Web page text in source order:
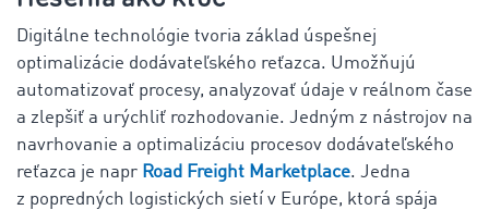
Digitálne technológie tvoria základ úspešnej
optimalizácie dodávateľského reťazca. Umožňujú
automatizovať procesy, analyzovať údaje v reálnom čase
a zlepšiť a urýchliť rozhodovanie. Jedným z nástrojov na
navrhovanie a optimalizáciu procesov dodávateľského
reťazca je napr Road Freight Marketplace. Jedna
z popredných logistických sietí v Európe, ktorá spája